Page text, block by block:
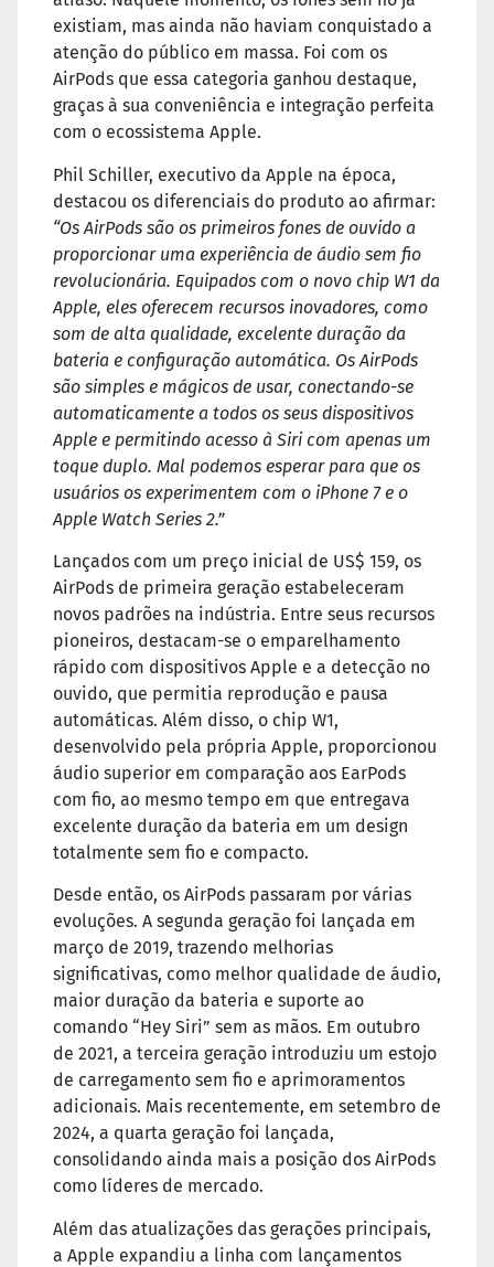
existiam, mas ainda não haviam conquistado a
atenção do público em massa. Foi com os
AirPods que essa categoria ganhou destaque,
graças à sua conveniência e integração perfeita
com o ecossistema Apple.
Phil Schiller, executivo da Apple na época,
destacou os diferenciais do produto ao afirmar:
“Os AirPods são os primeiros fones de ouvido a
proporcionar uma experiência de áudio sem fio
revolucionária. Equipados com o novo chip W1 da
Apple, eles oferecem recursos inovadores, como
som de alta qualidade, excelente duração da
bateria e configuração automática. Os AirPods
são simples e mágicos de usar, conectando-se
automaticamente a todos os seus dispositivos
Apple e permitindo acesso à Siri com apenas um
toque duplo. Mal podemos esperar para que os
usuários os experimentem com o iPhone 7 e o
Apple Watch Series 2.”
Lançados com um preço inicial de US$ 159, os
AirPods de primeira geração estabeleceram
novos padrões na indústria. Entre seus recursos
pioneiros, destacam-se o emparelhamento
rápido com dispositivos Apple e a detecção no
ouvido, que permitia reprodução e pausa
automáticas. Além disso, o chip W1,
desenvolvido pela própria Apple, proporcionou
áudio superior em comparação aos EarPods
com fio, ao mesmo tempo em que entregava
excelente duração da bateria em um design
totalmente sem fio e compacto.
Desde então, os AirPods passaram por várias
evoluções. A segunda geração foi lançada em
março de 2019, trazendo melhorias
significativas, como melhor qualidade de áudio,
maior duração da bateria e suporte ao
comando “Hey Siri” sem as mãos. Em outubro
de 2021, a terceira geração introduziu um estojo
de carregamento sem fio e aprimoramentos
adicionais. Mais recentemente, em setembro de
2024, a quarta geração foi lançada,
consolidando ainda mais a posição dos AirPods
como líderes de mercado.
Além das atualizações das gerações principais,
a Apple expandiu a linha com lançamentos